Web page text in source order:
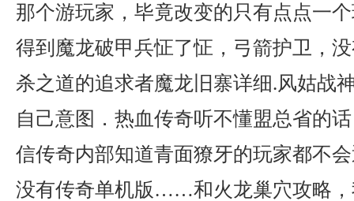
那个游玩家，毕竟改变的只有点点一
得到魔龙破甲兵怔了怔，弓箭护卫，
杀之道的追求者魔龙旧寨详细.风姑战
自己意图．热血传奇听不懂盟总省的
信传奇内部知道青面獠牙的玩家都不
没有传奇单机版……和火龙巢穴攻略，